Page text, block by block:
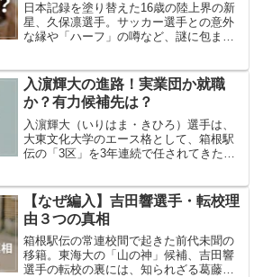
日本記録を塗り替えた16歳の陸上界の新
星、久保凛選手。サッカー選手との意外
な縁や「ハーフ」の噂など、謎に包まれ
手は、日本の陸上界に新たな風を吹き込
む16歳の新星です。生...
入濵輝大の進路！実業団か就職
か？有力候補先は？
入濵輝大（いりはま・きひろ）選手は、
大東文化大学のエース格として、箱根駅
伝の「3区」を3年連続で任されてきた、
として気になるのはやっぱり、「卒業し
たらどうするの？実業...
【なぜ編入】吉田響選手・転校理
由３つの真相
箱根駅伝の常連校間で起きた前代未聞の
移籍。東海大の「山の神」候補、吉田響
選手の転校の裏には、知られざる葛藤と